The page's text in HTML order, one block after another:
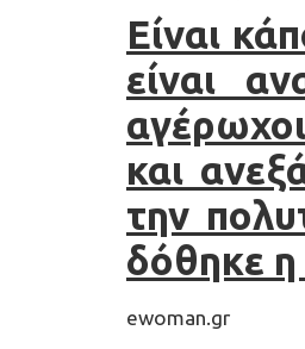
Είναι
είναι
και
την
δόθηκε η
ewoman.gr